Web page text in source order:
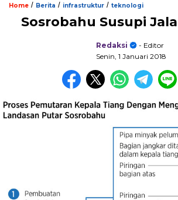
Home / Berita / infrastruktur / teknologi
Sosrobahu Susupi
Redaksi
- Editor
Senin, 1 Januari 2018